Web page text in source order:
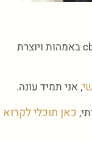
שמי לימור לוי אוסמי, אני מטפלת cbt-act באמהות ויוצרת
, אני תמיד עונה.
כאן תוכלי לקרוא